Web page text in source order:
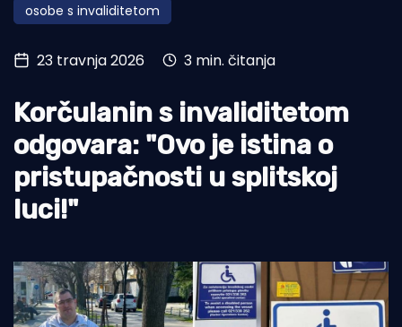
Turizam i nautika
Pomorstvo
Ribolov
Ekologija
Tradicija i kultura
osobe s invaliditetom
23 travnja 2026 3 min. čitanja
Korčulanin s invaliditetom
odgovara: "Ovo je istina o
pristupačnosti u splitskoj
luci!"